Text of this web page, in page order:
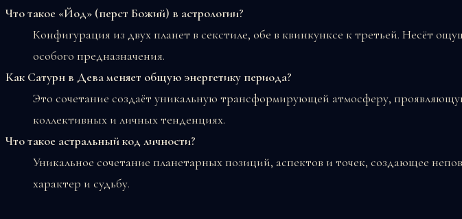
Что такое «Йод» (перст Божий) в астрологии?
Конфигурация из двух планет в секстиле, обе в квинкунксе к третьей. Несёт
особого предназначения.
Как Сатурн в Дева меняет общую энергетику периода?
Это сочетание создаёт уникальную трансформирующей атмосферу,
коллективных и личных тенденциях.
Что такое астральный код личности?
Уникальное сочетание планетарных позиций, аспектов и точек, создающее
характер и судьбу.